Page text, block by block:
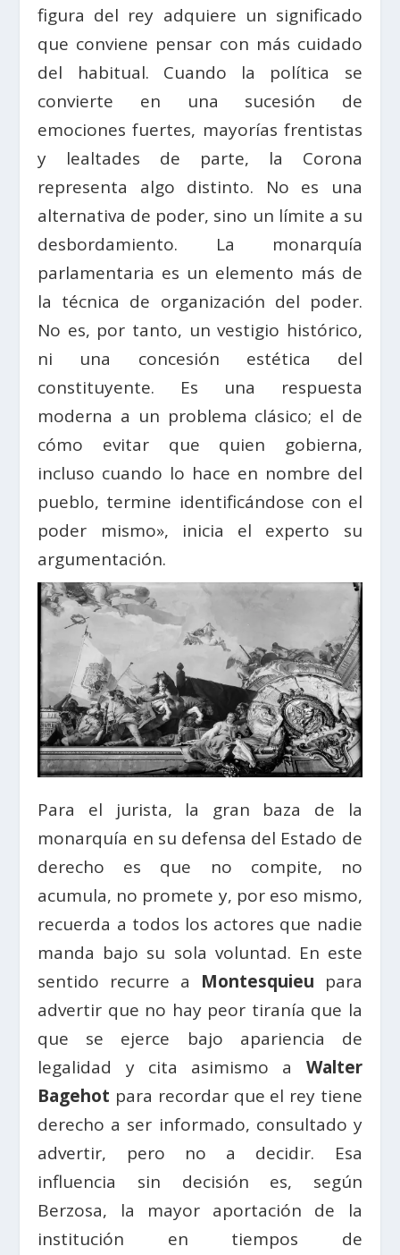
figura del rey adquiere un significado
que conviene pensar con más cuidado
del habitual. Cuando la política se
convierte en una sucesión de
emociones fuertes, mayorías frentistas
y lealtades de parte, la Corona
representa algo distinto. No es una
alternativa de poder, sino un límite a su
desbordamiento. La monarquía
parlamentaria es un elemento más de
la técnica de organización del poder.
No es, por tanto, un vestigio histórico,
ni una concesión estética del
constituyente. Es una respuesta
moderna a un problema clásico; el de
cómo evitar que quien gobierna,
incluso cuando lo hace en nombre del
pueblo, termine identificándose con el
poder mismo», inicia el experto su
argumentación.
Para el jurista, la gran baza de la
monarquía en su defensa del Estado de
derecho es que no compite, no
acumula, no promete y, por eso mismo,
recuerda a todos los actores que nadie
manda bajo su sola voluntad. En este
sentido recurre a Montesquieu para
advertir que no hay peor tiranía que la
que se ejerce bajo apariencia de
legalidad y cita asimismo a Walter
Bagehot para recordar que el rey tiene
derecho a ser informado, consultado y
advertir, pero no a decidir. Esa
influencia sin decisión es, según
Berzosa, la mayor aportación de la
institución en tiempos de